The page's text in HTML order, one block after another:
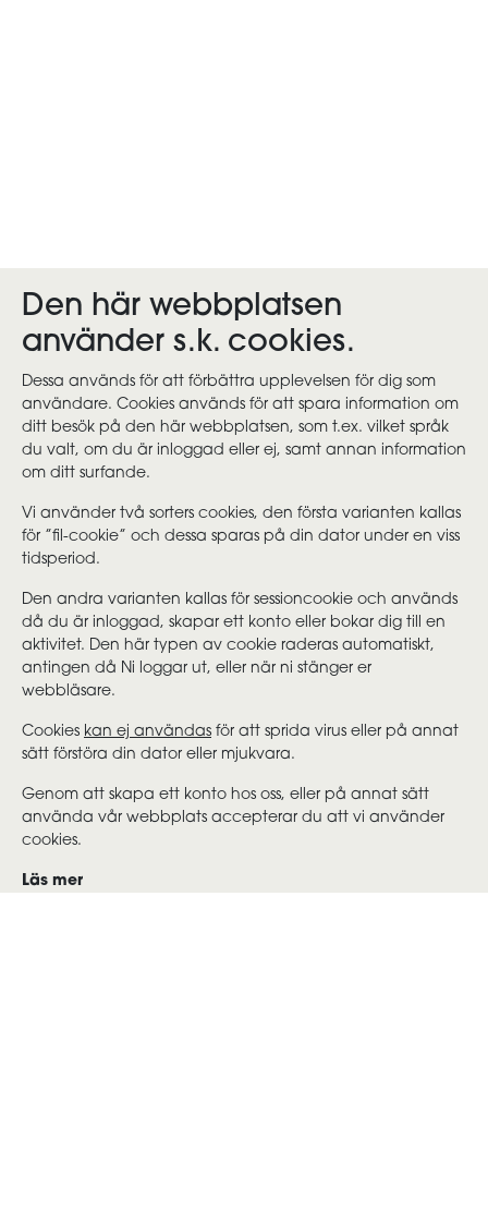
Den här webbplatsen
använder s.k. cookies.
Dessa används för att förbättra upplevelsen för dig som
användare. Cookies används för att spara information om
ditt besök på den här webbplatsen, som t.ex. vilket språk
du valt, om du är inloggad eller ej, samt annan information
om ditt surfande.
Vi använder två sorters cookies, den första varianten kallas
för ”fil-cookie” och dessa sparas på din dator under en viss
tidsperiod.
Den andra varianten kallas för sessioncookie och används
då du är inloggad, skapar ett konto eller bokar dig till en
aktivitet. Den här typen av cookie raderas automatiskt,
antingen då Ni loggar ut, eller när ni stänger er
webbläsare.
Cookies kan ej användas för att sprida virus eller på annat
sätt förstöra din dator eller mjukvara.
Genom att skapa ett konto hos oss, eller på annat sätt
använda vår webbplats accepterar du att vi använder
cookies.
Läs mer